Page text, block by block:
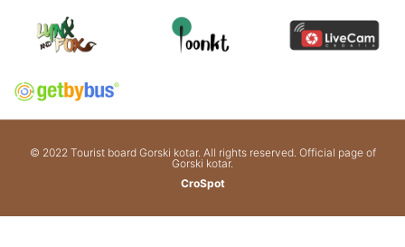
© 2022 Tourist board Gorski kotar. All rights reserved. Official page of
Gorski kotar.
CroSpot